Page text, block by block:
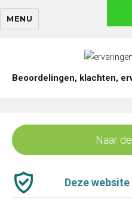
Skip
MENU
Beoordelingen, klachten,
Naar
Deze